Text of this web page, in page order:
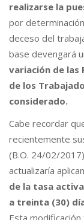
realizarse la
por
deceso del
base devengará
variación de las
de los
considerado.
Cabe recordar
recientemente
(B.O. 24/02/
actualizaría
de la tasa
a treinta (30)